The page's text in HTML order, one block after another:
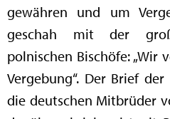
gewähren und um
geschah mit der
polnischen Bischöfe:
Vergebung“. Der Brief
die deutschen Mitbrüder